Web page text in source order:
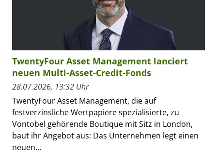
TwentyFour Asset Management lanciert
neuen Multi-Asset-Credit-Fonds
28.07.2026, 13:32 Uhr
TwentyFour Asset Management, die auf
festverzinsliche Wertpapiere spezialisierte, zu
Vontobel gehörende Boutique mit Sitz in London,
baut ihr Angebot aus: Das Unternehmen legt einen
neuen...